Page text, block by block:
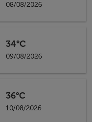
08/08/2026
34°C
09/08/2026
36°C
10/08/2026